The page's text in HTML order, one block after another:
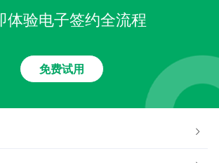
体验电子签约全流程
免费试用